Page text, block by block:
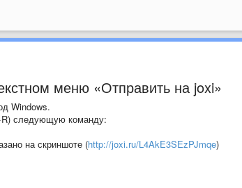
меню «Отправить на joxi»
Windows.
следующую команду:
на скриншоте (http://joxi.ru/L4AkE3SEzPJmqe)